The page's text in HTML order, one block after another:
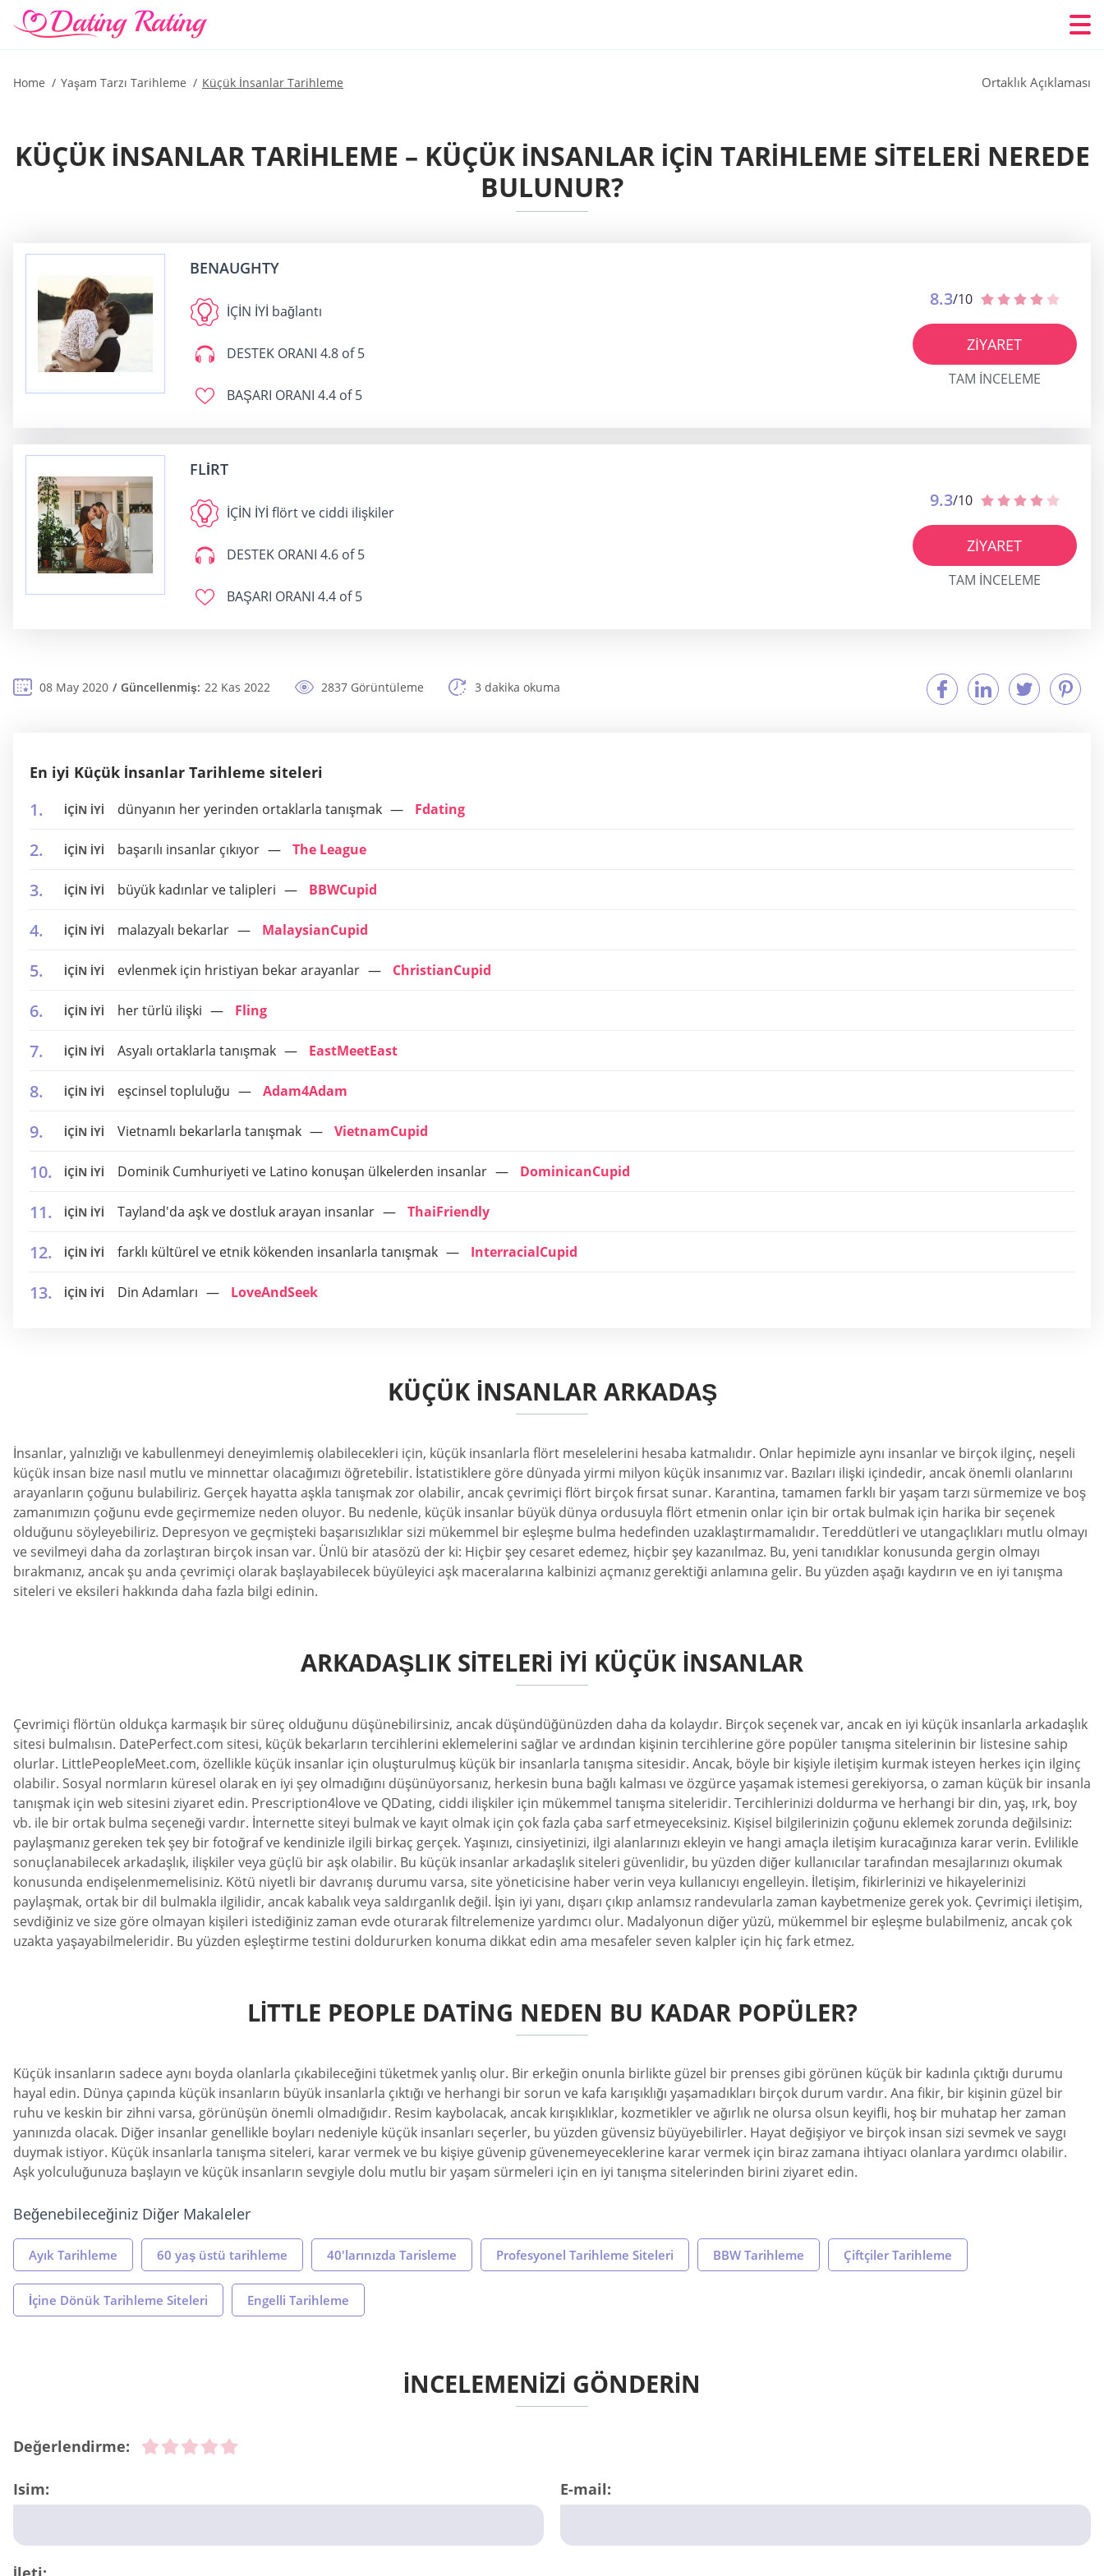
Home Yaşam Tarzı Tarihleme Küçük İnsanlar Tarihleme Ortaklık Açıklaması
KÜÇÜK İNSANLAR TARIHLEME – KÜÇÜK İNSANLAR IÇIN TARIHLEME SITELERI NEREDE
BULUNUR?
BENAUGHTY
İÇİN İYİ bağlantı
DESTEK ORANI 4.8 of 5
BAŞARI ORANI 4.4 of 5
8.3/10
ZIYARET
TAM INCELEME
FLIRT
İÇİN İYİ flört ve ciddi ilişkiler
DESTEK ORANI 4.6 of 5
BAŞARI ORANI 4.4 of 5
9.3/10
ZIYARET
TAM INCELEME
08 May 2020 Güncellenmiş: 22 Kas 2022 2837 Görüntüleme 3 dakika okuma
En iyi Küçük İnsanlar Tarihleme siteleri
İÇİN İYİ dünyanın her yerinden ortaklarla tanışmak Fdating
İÇİN İYİ başarılı insanlar çıkıyor The League
İÇİN İYİ büyük kadınlar ve talipleri BBWCupid
İÇİN İYİ malazyalı bekarlar MalaysianCupid
İÇİN İYİ evlenmek için hristiyan bekar arayanlar ChristianCupid
İÇİN İYİ her türlü ilişki Fling
İÇİN İYİ Asyalı ortaklarla tanışmak EastMeetEast
İÇİN İYİ eşcinsel topluluğu Adam4Adam
İÇİN İYİ Vietnamlı bekarlarla tanışmak VietnamCupid
İÇİN İYİ Dominik Cumhuriyeti ve Latino konuşan ülkelerden insanlar DominicanCupid
İÇİN İYİ Tayland'da aşk ve dostluk arayan insanlar ThaiFriendly
İÇİN İYİ farklı kültürel ve etnik kökenden insanlarla tanışmak InterracialCupid
İÇİN İYİ Din Adamları LoveAndSeek
KÜÇÜK İNSANLAR ARKADAŞ
İnsanlar, yalnızlığı ve kabullenmeyi deneyimlemiş olabilecekleri için, küçük insanlarla flört meselelerini hesaba katmalıdır. Onlar hepimizle aynı insanlar ve birçok ilginç, neşeli
küçük insan bize nasıl mutlu ve minnettar olacağımızı öğretebilir. İstatistiklere göre dünyada yirmi milyon küçük insanımız var. Bazıları ilişki içindedir, ancak önemli olanlarını
arayanların çoğunu bulabiliriz. Gerçek hayatta aşkla tanışmak zor olabilir, ancak çevrimiçi flört birçok fırsat sunar. Karantina, tamamen farklı bir yaşam tarzı sürmemize ve boş
zamanımızın çoğunu evde geçirmemize neden oluyor. Bu nedenle, küçük insanlar büyük dünya ordusuyla flört etmenin onlar için bir ortak bulmak için harika bir seçenek
olduğunu söyleyebiliriz. Depresyon ve geçmişteki başarısızlıklar sizi mükemmel bir eşleşme bulma hedefinden uzaklaştırmamalıdır. Tereddütleri ve utangaçlıkları mutlu olmayı
ve sevilmeyi daha da zorlaştıran birçok insan var. Ünlü bir atasözü der ki: Hiçbir şey cesaret edemez, hiçbir şey kazanılmaz. Bu, yeni tanıdıklar konusunda gergin olmayı
bırakmanız, ancak şu anda çevrimiçi olarak başlayabilecek büyüleyici aşk maceralarına kalbinizi açmanız gerektiği anlamına gelir. Bu yüzden aşağı kaydırın ve en iyi tanışma
siteleri ve eksileri hakkında daha fazla bilgi edinin.
ARKADAŞLIK SITELERI İYI KÜÇÜK İNSANLAR
Çevrimiçi flörtün oldukça karmaşık bir süreç olduğunu düşünebilirsiniz, ancak düşündüğünüzden daha da kolaydır. Birçok seçenek var, ancak en iyi küçük insanlarla arkadaşlık
sitesi bulmalısın. DatePerfect.com sitesi, küçük bekarların tercihlerini eklemelerini sağlar ve ardından kişinin tercihlerine göre popüler tanışma sitelerinin bir listesine sahip
olurlar. LittlePeopleMeet.com, özellikle küçük insanlar için oluşturulmuş küçük bir insanlarla tanışma sitesidir. Ancak, böyle bir kişiyle iletişim kurmak isteyen herkes için ilginç
olabilir. Sosyal normların küresel olarak en iyi şey olmadığını düşünüyorsanız, herkesin buna bağlı kalması ve özgürce yaşamak istemesi gerekiyorsa, o zaman küçük bir insanla
tanışmak için web sitesini ziyaret edin. Prescription4love ve QDating, ciddi ilişkiler için mükemmel tanışma siteleridir. Tercihlerinizi doldurma ve herhangi bir din, yaş, ırk, boy
vb. ile bir ortak bulma seçeneği vardır. İnternette siteyi bulmak ve kayıt olmak için çok fazla çaba sarf etmeyeceksiniz. Kişisel bilgilerinizin çoğunu eklemek zorunda değilsiniz:
paylaşmanız gereken tek şey bir fotoğraf ve kendinizle ilgili birkaç gerçek. Yaşınızı, cinsiyetinizi, ilgi alanlarınızı ekleyin ve hangi amaçla iletişim kuracağınıza karar verin. Evlilikle
sonuçlanabilecek arkadaşlık, ilişkiler veya güçlü bir aşk olabilir. Bu küçük insanlar arkadaşlık siteleri güvenlidir, bu yüzden diğer kullanıcılar tarafından mesajlarınızı okumak
konusunda endişelenmemelisiniz. Kötü niyetli bir davranış durumu varsa, site yöneticisine haber verin veya kullanıcıyı engelleyin. İletişim, fikirlerinizi ve hikayelerinizi
paylaşmak, ortak bir dil bulmakla ilgilidir, ancak kabalık veya saldırganlık değil. İşin iyi yanı, dışarı çıkıp anlamsız randevularla zaman kaybetmenize gerek yok. Çevrimiçi iletişim,
sevdiğiniz ve size göre olmayan kişileri istediğiniz zaman evde oturarak filtrelemenize yardımcı olur. Madalyonun diğer yüzü, mükemmel bir eşleşme bulabilmeniz, ancak çok
uzakta yaşayabilmeleridir. Bu yüzden eşleştirme testini doldururken konuma dikkat edin ama mesafeler seven kalpler için hiç fark etmez.
LITTLE PEOPLE DATING NEDEN BU KADAR POPÜLER?
Küçük insanların sadece aynı boyda olanlarla çıkabileceğini tüketmek yanlış olur. Bir erkeğin onunla birlikte güzel bir prenses gibi görünen küçük bir kadınla çıktığı durumu
hayal edin. Dünya çapında küçük insanların büyük insanlarla çıktığı ve herhangi bir sorun ve kafa karışıklığı yaşamadıkları birçok durum vardır. Ana fikir, bir kişinin güzel bir
ruhu ve keskin bir zihni varsa, görünüşün önemli olmadığıdır. Resim kaybolacak, ancak kırışıklıklar, kozmetikler ve ağırlık ne olursa olsun keyifli, hoş bir muhatap her zaman
yanınızda olacak. Diğer insanlar genellikle boyları nedeniyle küçük insanları seçerler, bu yüzden güvensiz büyüyebilirler. Hayat değişiyor ve birçok insan sizi sevmek ve saygı
duymak istiyor. Küçük insanlarla tanışma siteleri, karar vermek ve bu kişiye güvenip güvenemeyeceklerine karar vermek için biraz zamana ihtiyacı olanlara yardımcı olabilir.
Aşk yolculuğunuza başlayın ve küçük insanların sevgiyle dolu mutlu bir yaşam sürmeleri için en iyi tanışma sitelerinden birini ziyaret edin.
Beğenebileceğiniz Diğer Makaleler
Ayık Tarihleme 60 yaş üstü tarihleme 40'larınızda Tarisleme Profesyonel Tarihleme Siteleri BBW Tarihleme Çiftçiler Tarihleme
İçine Dönük Tarihleme Siteleri Engelli Tarihleme
İNCELEMENİZİ GÖNDERİN
Değerlendirme:
Isim: E-mail: